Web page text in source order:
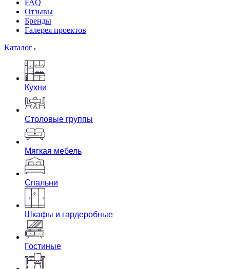
FAQ
Отзывы
Бренды
Галерея проектов
Каталог
Кухни
Столовые группы
Мягкая мебель
Спальни
Шкафы и гардеробные
Гостиные